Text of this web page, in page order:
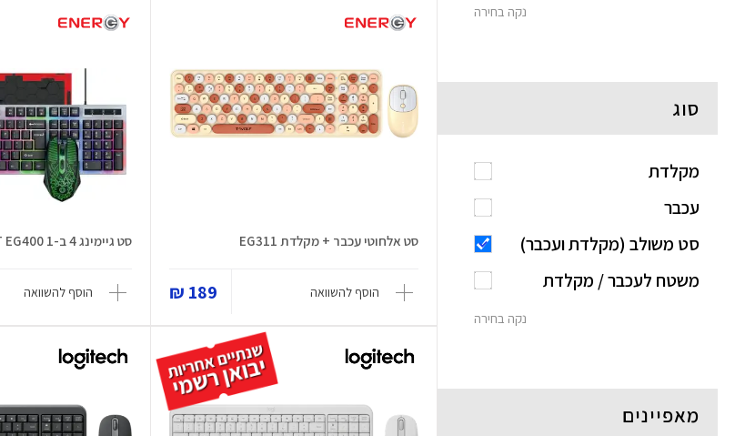
סט אלחוטי עכבר + מקלדת EG311
הוסף להשוואה 189 ₪
סט גיימינג 4 ב-1 INSTINCT EG400
הוסף להשוואה
נקה בחירה
סוג
מקלדת
עכבר
סט משולב (מקלדת ועכבר)
משטח לעכבר / מקלדת
נקה בחירה
מאפיינים